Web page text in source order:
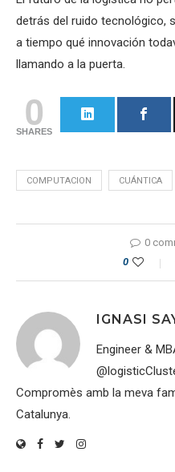
detrás del ruido tecnológico,
a tiempo qué innovación
llamando a la puerta.
0
SHARES
COMPUTACION CUÁNTICA
0
0
IGNASI
Engineer &
Compromès amb la meva
Catalunya.